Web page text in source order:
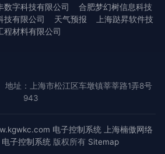
数字科技有限公司
合肥梦幻树信息科技
技有限公司 天气预报
上海跶昇软件技
程材料有限公司
地址：上海市松江区车墩镇莘莘路1弄8号
943
电子控制系统
上海楠傲网络
电子控制系统版权所有 Sitemap